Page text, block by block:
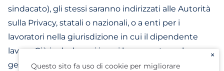
sindacato), gli stessi saranno indirizzati alle Autorità
sulla Privacy, statali o nazionali, o a enti per i
lavoratori nella giurisdizione in cui il dipendente
lavora. Ciò include casi in cui la presunta mala
gestione dei dati personali sia avvenuta negli USA,
×
Questo sito fa uso di cookie per migliorare